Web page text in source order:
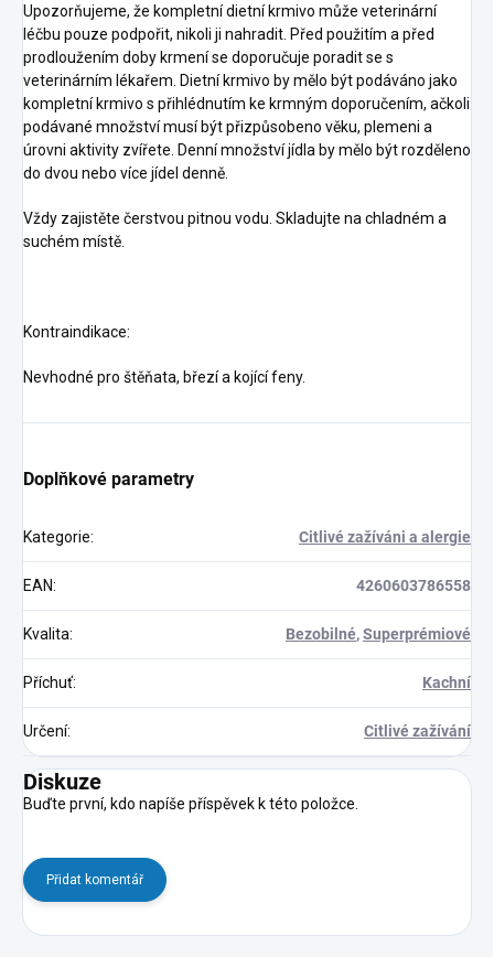
Upozorňujeme, že kompletní dietní krmivo může veterinární
léčbu pouze podpořit, nikoli ji nahradit. Před použitím a před
prodloužením doby krmení se doporučuje poradit se s
veterinárním lékařem. Dietní krmivo by mělo být podáváno jako
kompletní krmivo s přihlédnutím ke krmným doporučením, ačkoli
podávané množství musí být přizpůsobeno věku, plemeni a
úrovni aktivity zvířete. Denní množství jídla by mělo být rozděleno
do dvou nebo více jídel denně.
Vždy zajistěte čerstvou pitnou vodu. Skladujte na chladném a
suchém místě.
Kontraindikace:
Nevhodné pro štěňata, březí a kojící feny.
Doplňkové parametry
Kategorie: Citlivé zažíváni a alergie
EAN: 4260603786558
Kvalita: Bezobilné,Superprémiové
Příchuť: Kachní
Určení: Citlivé zažívání
Diskuze
Buďte první, kdo napíše příspěvek k této položce.
Přidat komentář